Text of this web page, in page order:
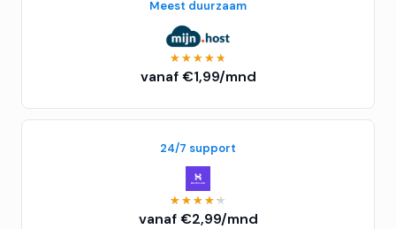
Meest duurzaam
★★★★★
★★★★★
vanaf €1,99/mnd
24/7 support
★★★★★
★★★★★
vanaf €2,99/mnd